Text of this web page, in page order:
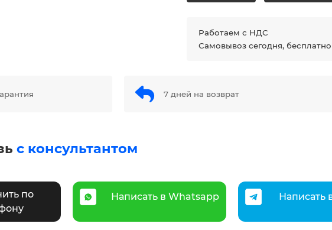
Работаем с НДС
Самовывоз сегодня, бесплатно
7 дней на возврат
с консультантом
по
Написать в Whatsapp Написать